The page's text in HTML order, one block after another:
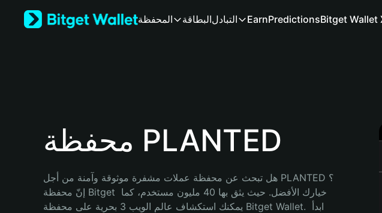
Bahasa Indonesia
المحفظة البطاقةالتبادل EarnPredictionsBitget Wallet
محفظة PLANTED
هل تبحث عن محفظة عملات مشفرة موثوقة وآمنة من أجل PLANTED؟
إنّ محفظة Bitget خيارك الأفضل. حيث يثق بها 40 مليون مستخدم، كما
يمكنك استكشاف عالم الويب 3 بحرية على محفظة Bitget Wallet. ابدأ